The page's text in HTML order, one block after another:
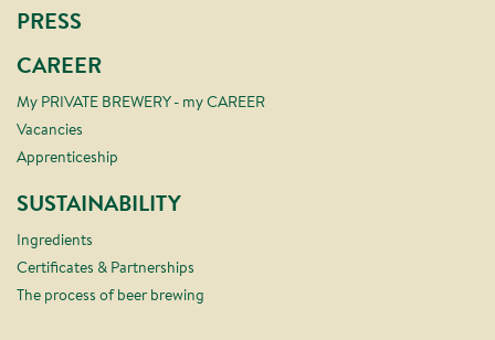
PRESS
CAREER
My PRIVATE BREWERY - my CAREER
Vacancies
Apprenticeship
SUSTAINABILITY
Ingredients
Certificates & Partnerships
The process of beer brewing